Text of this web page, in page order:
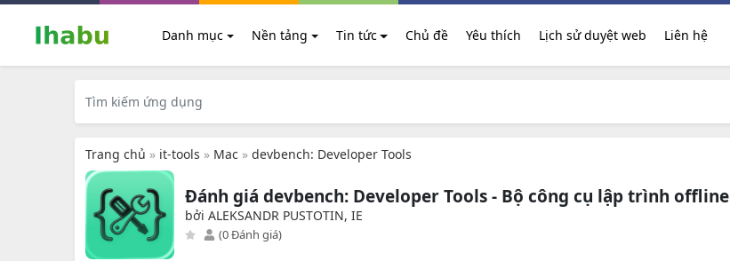
Danh mục Nền tảng Tin tức Chủ đề Yêu thích Lịch sử duyệt web Liên hệ
Trang chủ » it-tools » Mac » devbench: Developer Tools
Đánh giá devbench: Developer Tools - Bộ công cụ lập trình offline
bởi ALEKSANDR PUSTOTIN, IE
(0 Đánh giá)